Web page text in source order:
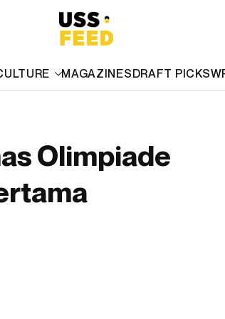
MAGAZINESDRAFT PICKS
Olimpiade